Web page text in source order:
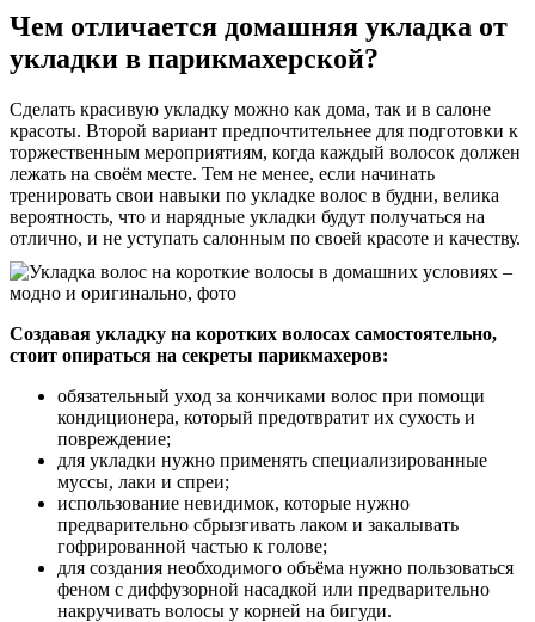
Чем отличается домашняя укладка от
укладки в парикмахерской?
Сделать красивую укладку можно как дома, так и в салоне
красоты. Второй вариант предпочтительнее для подготовки к
торжественным мероприятиям, когда каждый волосок должен
лежать на своём месте. Тем не менее, если начинать
тренировать свои навыки по укладке волос в будни, велика
вероятность, что и нарядные укладки будут получаться на
отлично, и не уступать салонным по своей красоте и качеству.
Создавая укладку на коротких волосах самостоятельно,
стоит опираться на секреты парикмахеров:
обязательный уход за кончиками волос при помощи
кондиционера, который предотвратит их сухость и
повреждение;
для укладки нужно применять специализированные
муссы, лаки и спреи;
использование невидимок, которые нужно
предварительно сбрызгивать лаком и закалывать
гофрированной частью к голове;
для создания необходимого объёма нужно пользоваться
феном с диффузорной насадкой или предварительно
накручивать волосы у корней на бигуди.